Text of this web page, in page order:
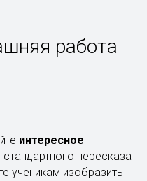
работа
интересное
пересказа
ученикам изобразить